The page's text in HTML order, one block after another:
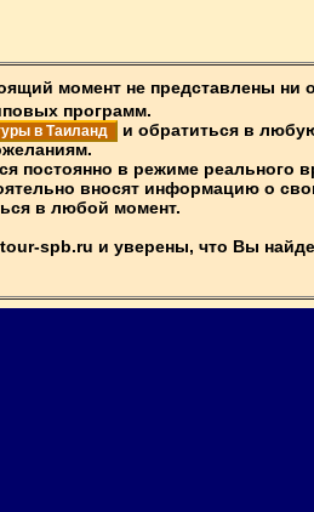
момент не представлены
программ.
в Таиланд
и обратиться в
постоянно в режиме реального
вносят информацию о
в любой момент.
spb.ru и уверены, что Вы